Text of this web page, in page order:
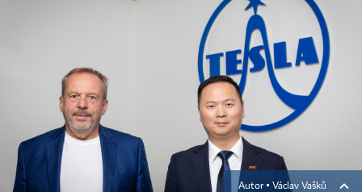
Autor ▪ Václav Vašků